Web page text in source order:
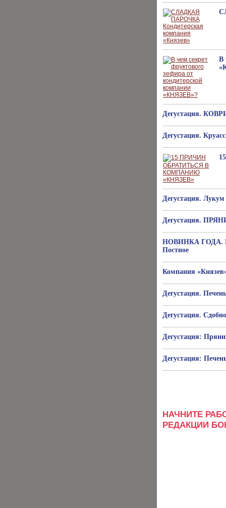
В
Дегустация.
Дегустация.
Дегустация.
Дегустация.
НОВИНКА ГОДА.
Постное
Компания
Дегустация.
Дегустация.
Дегустация:
Дегустация:
НАЧНИТЕ
РЕДАКЦИИ